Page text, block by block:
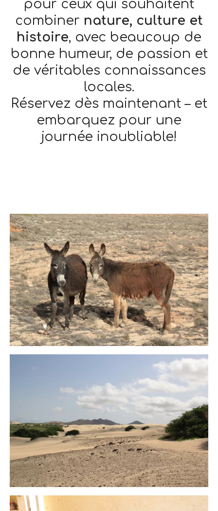
pour ceux qui souhaitent
combiner nature, culture et
histoire, avec beaucoup de
bonne humeur, de passion et
de véritables connaissances
locales.
Réservez dès maintenant – et
embarquez pour une
journée inoubliable!